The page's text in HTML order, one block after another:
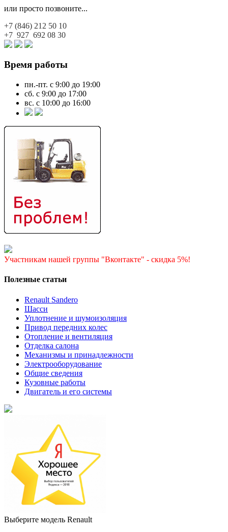
или просто позвоните...
+7 (846) 212 50 10
+7 927 692 08 30
Время работы
пн.-пт. с 9:00 до 19:00
сб. с 9:00 до 17:00
вс. с 10:00 до 16:00
Участникам нашей группы "Вконтакте" - скидка 5%!
Полезные статьи
Renault Sandero
Шасси
Уплотнение и шумоизоляция
Привод передних колес
Отопление и вентиляция
Отделка салона
Механизмы и принадлежности
Электрооборудование
Общие сведения
Кузовные работы
Двигатель и его системы
Выберите модель Renault